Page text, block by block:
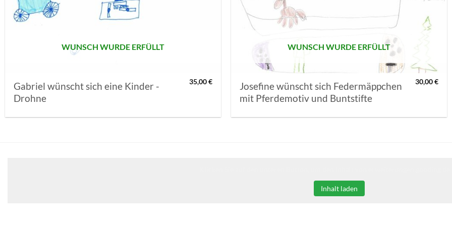
WUNSCH WURDE ERFÜLLT
Gabriel wünscht sich eine Kinder -
Drohne
35,00€
MERKLISTE
WUNSCH WURDE ERFÜLLT
Josefine wünscht sich Federmäppchen
mit Pferdemotiv und Buntstifte
30,00€
Inhalt laden